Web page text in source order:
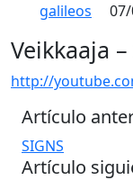
galileos
Veikkaaja
http://
Artículo
SIGNS
Artículo